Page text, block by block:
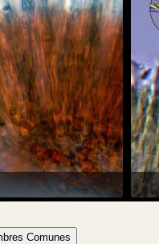
Comunes